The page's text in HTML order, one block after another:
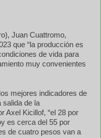
Juan Cuattromo,
que “la producción es
de vida para
muy convenientes
mejores indicadores de
salida de la
Axel Kicillof, “el 28 por
es cerca del 55 por
de cuatro pesos van a